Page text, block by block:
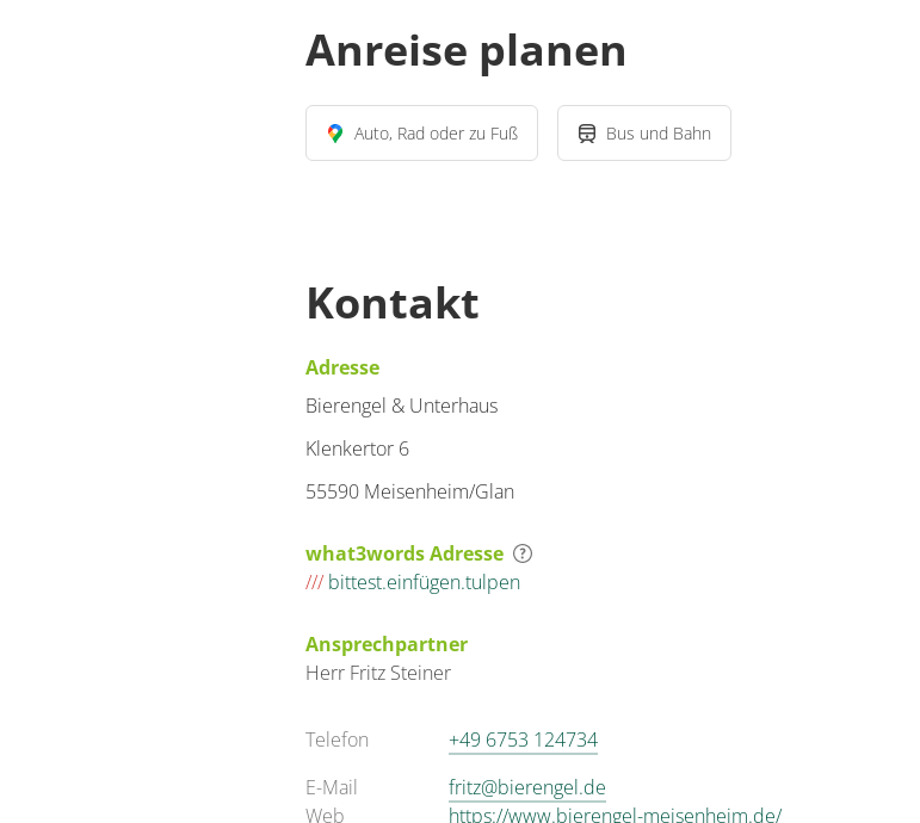
Anreise planen
Auto, Rad oder zu Fuß Bus und Bahn
Kontakt
Adresse
Bierengel & Unterhaus
Klenkertor 6
55590 Meisenheim/Glan
what3words Adresse
/// bittest.einfügen.tulpen
Ansprechpartner
Herr Fritz Steiner
Telefon
+49 6753 124734
E-Mail
fritz@bierengel.de
Web
https://www.bierengel-meisenheim.de/